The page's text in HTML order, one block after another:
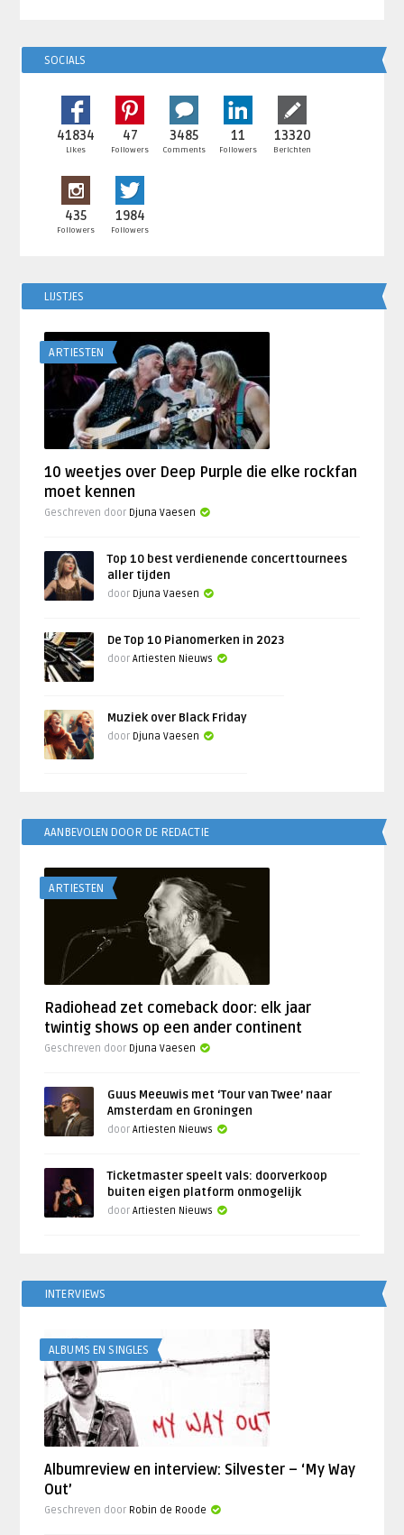
SOCIALS
41834
Likes
47
Followers
3485
Comments
11
Followers
13320
Berichten
435
Followers
1984
Followers
LIJSTJES
ARTIESTEN
10 weetjes over Deep Purple die elke rockfan
moet kennen
Geschreven door Djuna Vaesen
Top 10 best verdienende concerttournees
aller tijden
door Djuna Vaesen
De Top 10 Pianomerken in 2023
doorArtiesten Nieuws
Muziek over Black Friday
door Djuna Vaesen
AANBEVOLEN DOOR DE REDACTIE
ARTIESTEN
Radiohead zet comeback door: elk jaar
twintig shows op een ander continent
Geschreven door Djuna Vaesen
Guus Meeuwis met ‘Tour van Twee’ naar
Amsterdam en Groningen
doorArtiesten Nieuws
Ticketmaster speelt vals: doorverkoop
buiten eigen platform onmogelijk
doorArtiesten Nieuws
INTERVIEWS
ALBUMS EN SINGLES
Albumreview en interview: Silvester – ‘My Way
Out’
Geschreven door Robin de Roode